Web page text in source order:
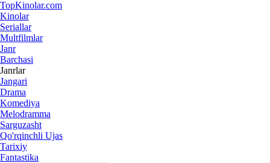
TopKinolar.com
Kinolar
Seriallar
Multfilmlar
Janr
Barchasi
Janrlar
Jangari
Drama
Komediya
Melodramma
Sarguzasht
Qo'rqinchli Ujas
Tarixiy
Fantastika